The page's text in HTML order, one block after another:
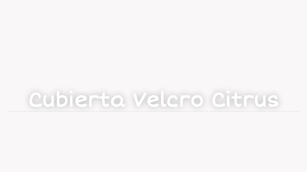
Cubierta Velcro Citrus